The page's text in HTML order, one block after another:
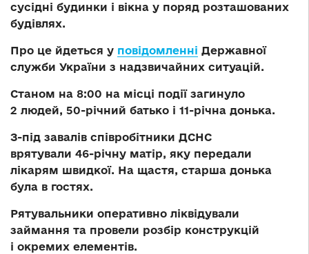
сусідні будинки і вікна у поряд розташованих
будівлях.
Про це йдеться у повідомленні Державної
служби України з надзвичайних ситуацій.
Станом на 8:00 на місці події загинуло
2 людей, 50-річний батько і 11-річна донька.
З-під завалів співробітники ДСНС
врятували 46-річну матір, яку передали
лікарям швидкої. На щастя, старша донька
була в гостях.
Рятувальники оперативно ліквідували
займання та провели розбір конструкцій
і окремих елементів.